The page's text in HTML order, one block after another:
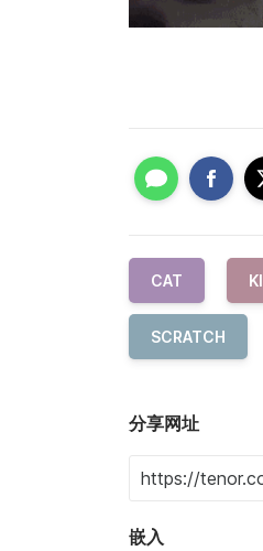
CAT
SCRATCH
分享网址
嵌入